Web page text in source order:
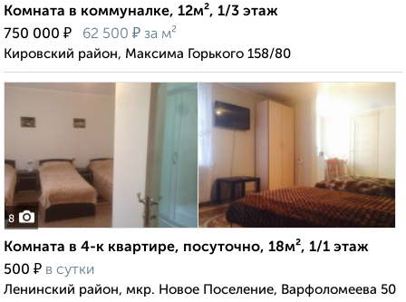
Комната в коммуналке, 12м², 1/3 этаж
750 000 ₽ 62 500 ₽ за м²
Кировский район, Максима Горького 158/80
8
Комната в 4-к квартире, посуточно, 18м², 1/1 этаж
500 ₽ в сутки
Ленинский район, мкр. Новое Поселение, Варфоломеева 50